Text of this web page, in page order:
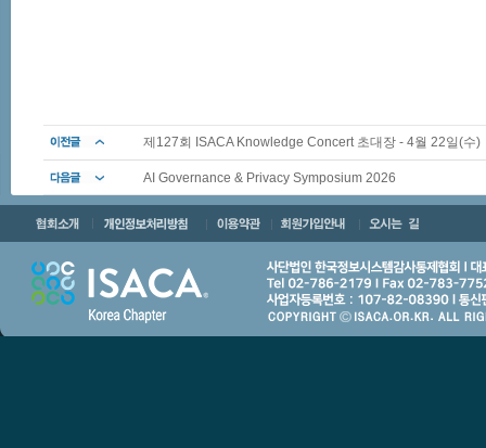
제127회 ISACA Knowledge Concert 초대장 - 4월 22일(수)
AI Governance & Privacy Symposium 2026